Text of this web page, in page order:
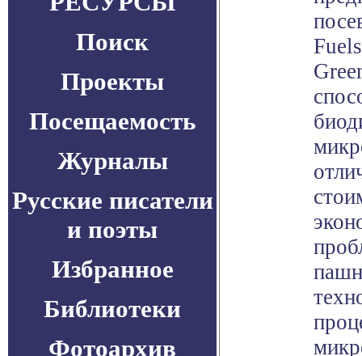
Поиск
Проекты
Посещаемость
Журналы
Русские писатели
и поэты
Избранное
Библиотеки
Фотоархив